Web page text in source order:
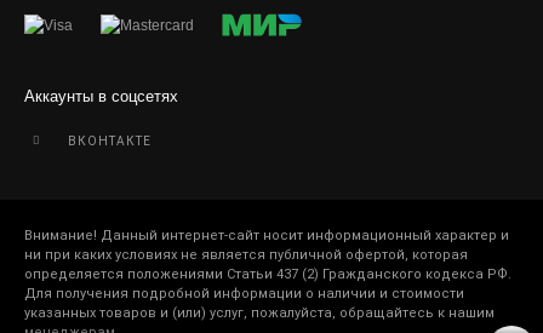
Аккаунты в соцсетях
ВКОНТАКТЕ
Внимание! Данный интернет-сайт носит информационный характер и
ни при каких условиях не является публичной офертой, которая
определяется положениями Статьи 437 (2) Гражданского кодекса РФ.
Для получения подробной информации о наличии и стоимости
указанных товаров и (или) услуг, пожалуйста, обращайтесь к нашим